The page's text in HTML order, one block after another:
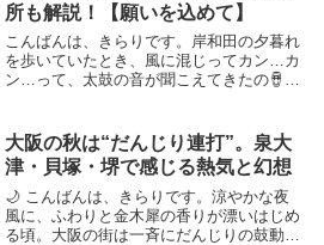
所も解説！【願いを込めて】
こんばんは、きらりです。岸和田の夕暮れ
を歩いていたとき、風に混じってカン…カ
ン…って、太鼓の音が聞こえてきたの🪘そ
ぁ、これはただのお祭りじゃない。ちゃん
と、心に届く“...
大阪の秋は“だんじり連打”。泉大
津・貝塚・堺で感じる熱気と幻想
🌙 こんばんは、きらりです。涼やかな夜
風に、ふわりと金木犀の香りが漂いはじめ
る頃。大阪の街は一斉にだんじりの鼓動を